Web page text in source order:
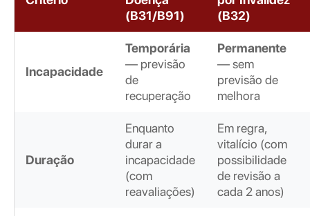
(B31/B91)
(B32)
Incapacidade
Temporária
— previsão
de
recuperação
Permanente
— sem
previsão de
melhora
Duração
Enquanto
durar a
incapacidade
(com
reavaliações)
Em regra,
vitalício (com
possibilidade
de revisão a
cada 2 anos)